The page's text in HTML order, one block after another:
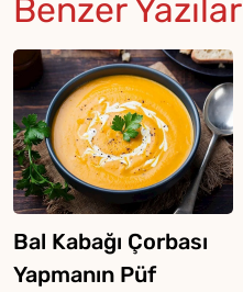
Benzer Yazılar
Bal Kabağı Çorbası
Yapmanın Püf